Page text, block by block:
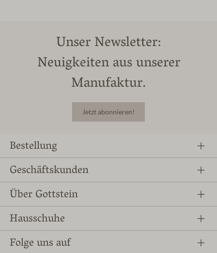
Unser Newsletter:
Neuigkeiten aus unserer
Manufaktur.
Jetzt abonnieren!
Bestellung
Geschäftskunden
Über Gottstein
Hausschuhe
Folge uns auf